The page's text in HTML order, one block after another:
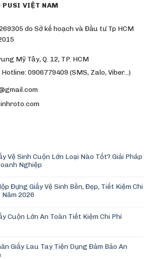
PUSI VIỆT NAM
do Sở kế hoạch và Đầu tư Tp HCM
Mỹ Tây, Q. 12, TP. HCM
0906779409 (SMS, Zalo, Viber…)
Vệ Sinh Cuộn Lớn Loại Nào Tốt? Giải Pháp
Nghiệp
Đựng Giấy Vệ Sinh Bền, Đẹp, Tiết Kiệm Chi
2026
Cuộn Lớn An Toàn Tiết Kiệm Chi Phí
Giấy Lau Tay Tiện Dụng Đảm Bảo An